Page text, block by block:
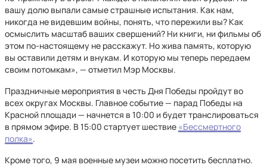
вашу долю выпали самые страшные испытания. Как нам,
никогда не видевшим войны, понять, что пережили вы? Как
осмыслить масштаб ваших свершений? Ни книги, ни фильмы об
этом по-настоящему не расскажут. Но жива память, которую
вы оставили детям и внукам. И которую мы теперь передаем
своим потомкам», — отметил Мэр Москвы.
Праздничные мероприятия в честь Дня Победы пройдут во
всех округах Москвы. Главное событие — парад Победы на
Красной площади — начнется в 10:00 и будет транслироваться
в прямом эфире. В 15:00 стартует шествие «Бессмертного
полка».
Кроме того, 9 мая военные музеи можно посетить бесплатно.